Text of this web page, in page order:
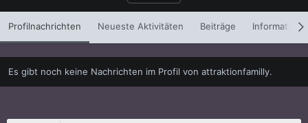
Profilnachrichten Neueste Aktivitäten Beiträge
Es gibt noch keine Nachrichten im Profil von attraktionfamilly.